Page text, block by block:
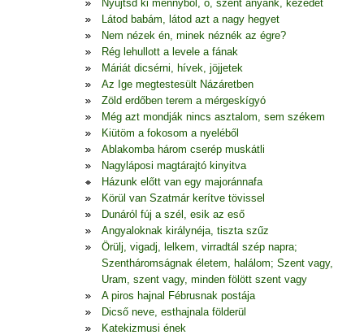
Nyújtsd ki mennyből, ó, szent anyánk, kezedet
Látod babám, látod azt a nagy hegyet
Nem nézek én, minek néznék az égre?
Rég lehullott a levele a fának
Máriát dicsérni, hívek, jöjjetek
Az Ige megtestesült Názáretben
Zöld erdőben terem a mérgeskígyó
Még azt mondják nincs asztalom, sem székem
Kiütöm a fokosom a nyeléből
Ablakomba három cserép muskátli
Nagyláposi magtárajtó kinyitva
Házunk előtt van egy majoránnafa
Körül van Szatmár kerítve tövissel
Dunáról fúj a szél, esik az eső
Angyaloknak királynéja, tiszta szűz
Örülj, vigadj, lelkem, virradtál szép napra;
Szentháromságnak életem, halálom; Szent vagy,
Uram, szent vagy, minden fölött szent vagy
A piros hajnal Fébrusnak postája
Dicső neve, esthajnala földerül
Katekizmusi ének